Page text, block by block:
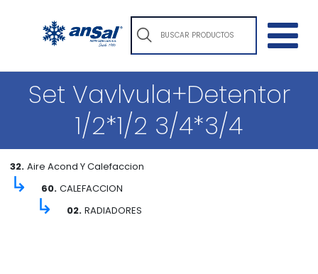
Set Vavlvula+Detentor
1/2*1/2 3/4*3/4
32. Aire Acond Y Calefaccion
↳ 60. CALEFACCION
↳ 02. RADIADORES